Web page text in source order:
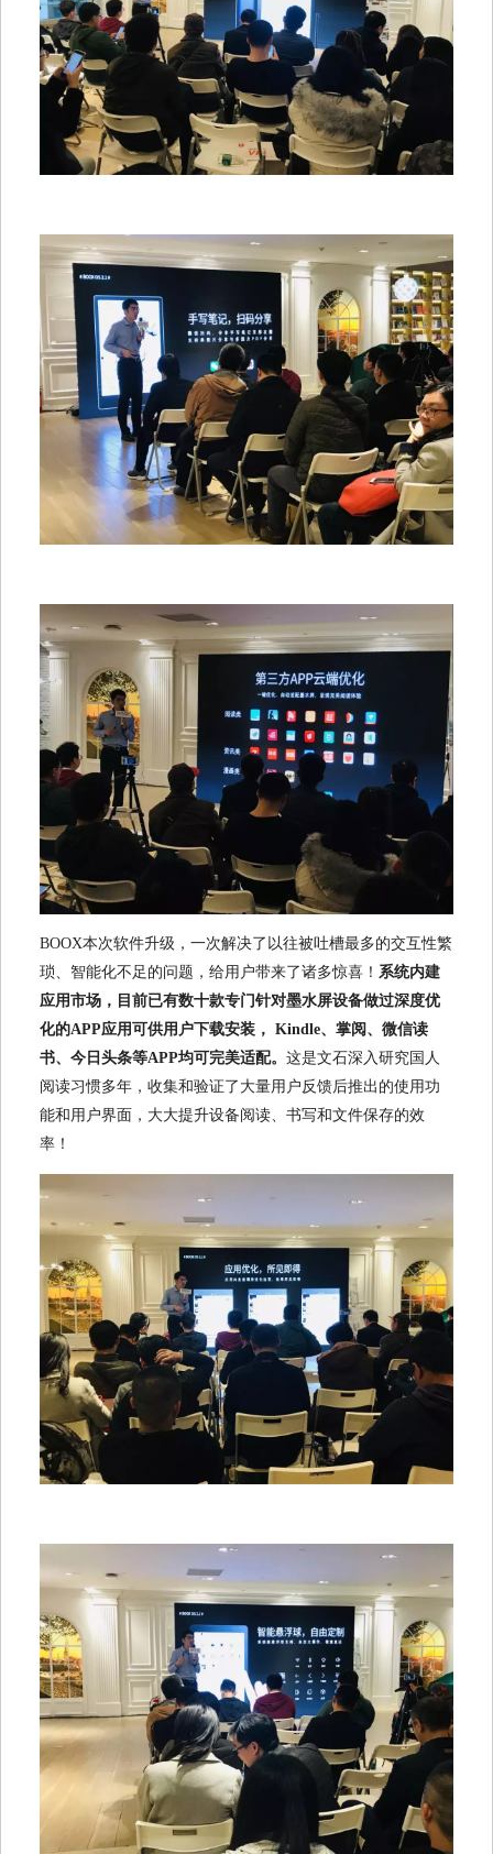
BOOX本次软件升级，一次解决了以往被吐槽最多的交互性繁
琐、智能化不足的问题，给用户带来了诸多惊喜！ 系统内建
应用市场，目前已有数十款专门针对墨水屏设备做过深度优
化的APP应用可供用户下载安装， Kindle、掌阅、微信读
书、今日头条等APP均可完美适配。 这是文石深入研究国人
阅读习惯多年，收集和验证了大量用户反馈后推出的使用功
能和用户界面，大大提升设备阅读、书写和文件保存的效
率！